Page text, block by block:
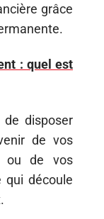
grâce
: quel est
de disposer
de vos
ou de vos
qui découle